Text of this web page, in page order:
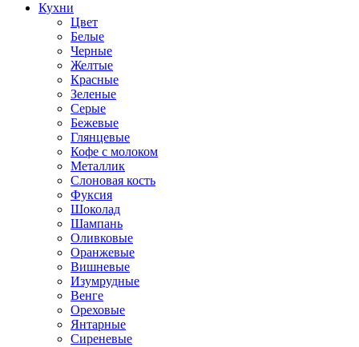
Кухни
Цвет
Белые
Черные
Желтые
Красные
Зеленые
Серые
Бежевые
Глянцевые
Кофе с молоком
Металлик
Слоновая кость
Фуксия
Шоколад
Шампань
Оливковые
Оранжевые
Вишневые
Изумрудные
Венге
Ореховые
Янтарные
Сиреневые